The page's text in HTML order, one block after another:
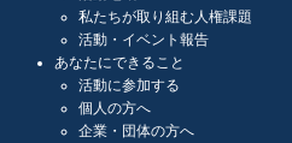
私たちが取り組む人権課題
活動・イベント報告
あなたにできること
活動に参加する
個人の方へ
企業・団体の方へ